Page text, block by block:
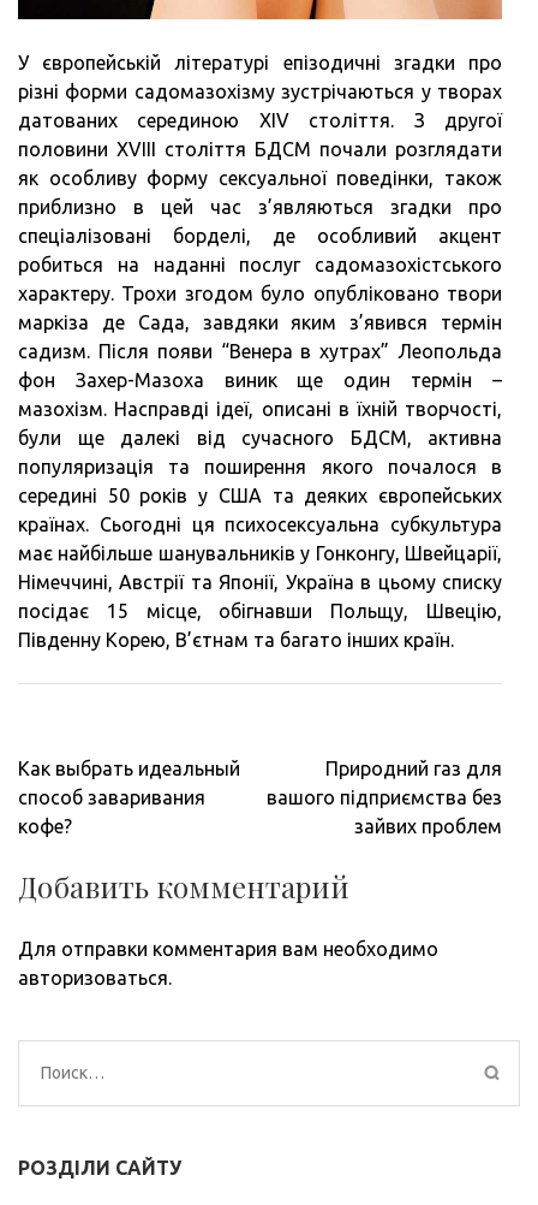
У європейській літературі епізодичні згадки про
різні форми садомазохізму зустрічаються у творах
датованих серединою XIV століття. З другої
половини XVIII століття БДСМ почали розглядати
як особливу форму сексуальної поведінки, також
приблизно в цей час з’являються згадки про
спеціалізовані борделі, де особливий акцент
робиться на наданні послуг садомазохістського
характеру. Трохи згодом було опубліковано твори
маркіза де Сада, завдяки яким з’явився термін
садизм. Після появи “Венера в хутрах” Леопольда
фон Захер-Мазоха виник ще один термін –
мазохізм. Насправді ідеї, описані в їхній творчості,
були ще далекі від сучасного БДСМ, активна
популяризація та поширення якого почалося в
середині 50 років у США та деяких європейських
країнах. Сьогодні ця психосексуальна субкультура
має найбільше шанувальників у Гонконгу, Швейцарії,
Німеччині, Австрії та Японії, Україна в цьому списку
посідає 15 місце, обігнавши Польщу, Швецію,
Південну Корею, В’єтнам та багато інших країн.
Навигация
по
записям
Как выбрать идеальный
способ заваривания
кофе?
Природний газ для
вашого підприємства без
зайвих проблем
Добавить комментарий
Для отправки комментария вам необходимо
авторизоваться.
Найти:
РОЗДІЛИ САЙТУ